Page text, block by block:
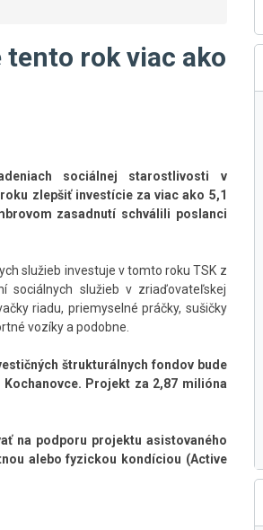
tento rok viac ako
sociálnej starostlivosti v
zlepšiť investície za viac ako 5,1
zasadnutí schválili poslanci
služieb investuje v tomto roku TSK z
sociálnych služieb v zriaďovateľskej
riadu, priemyselné práčky, sušičky
vozíky a podobne.
štrukturálnych fondov bude
Projekt za 2,87 milióna
na podporu projektu asistovaného
alebo fyzickou kondíciou (Active